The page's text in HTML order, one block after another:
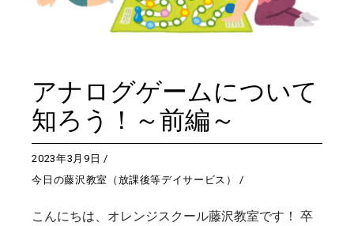
アナログゲームについて
知ろう！～前編～
2023年3月9日
今日の藤沢教室（放課後等デイサービス）
こんにちは、オレンジスクール藤沢教室です！ 卒